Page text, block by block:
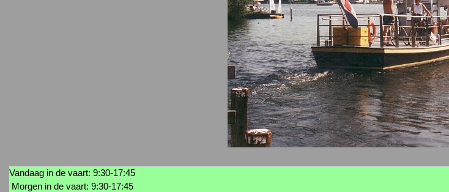
Vandaag in de vaart: 9:30-17:45
Morgen in de vaart: 9:30-17:45